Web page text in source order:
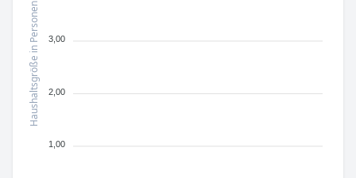
3,00
2,00
1,00
Haushaltsgröße in Personen